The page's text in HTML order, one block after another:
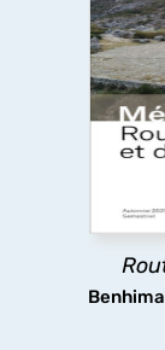
sillonnent
des
que